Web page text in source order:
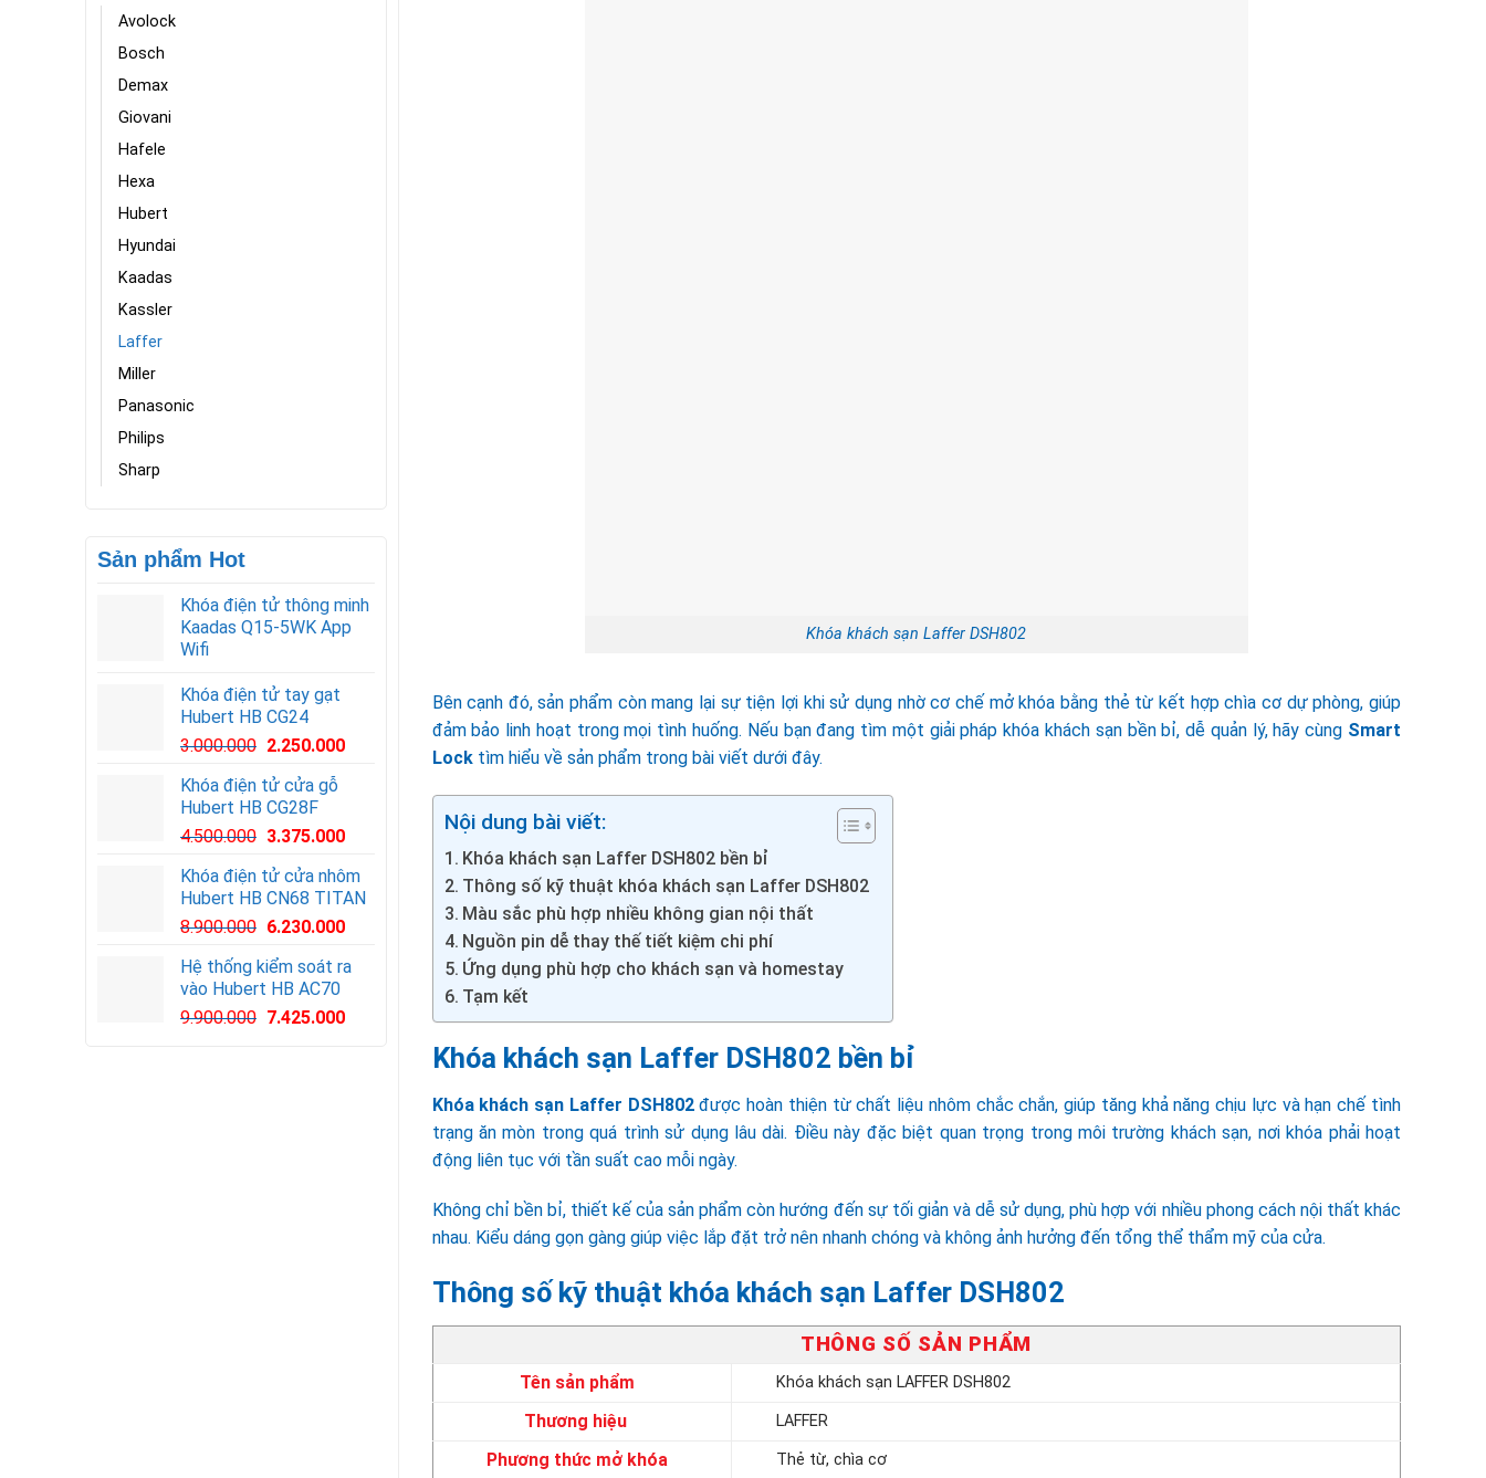
Avolock
Bosch
Demax
Giovani
Hafele
Hexa
Hubert
Hyundai
Kaadas
Kassler
Laffer
Miller
Panasonic
Philips
Sharp
Sản phẩm Hot
Khóa điện tử thông minh
Kaadas Q15-5WK App
Wifi
Khóa điện tử tay gạt
Hubert HB CG24
3.000.000 2.250.000
Khóa điện tử cửa gỗ
Hubert HB CG28F
4.500.000 Giá
là:
4.500.000VND.
3.375.000Giá
tại
là:
3.375.000VND.
Khóa điện tử cửa nhôm
Hubert HB CN68 TITAN
8.900.000 6.230.000
Hệ thống kiểm soát ra
vào Hubert HB AC70
9.900.000 Giá
7.425.000Giá
7.425.000VND.
Khóa khách sạn Laffer DSH802
Bên cạnh đó, sản phẩm còn mang lại sự tiện lợi khi sử dụng nhờ cơ chế mở khóa bằng thẻ từ kết hợp chìa cơ dự phòng, giúp
đảm bảo linh hoạt trong mọi tình huống. Nếu bạn đang tìm một giải pháp khóa khách sạn bền bỉ, dễ quản lý, hãy cùng Smart
Locktìm hiểu về sản phẩm trong bài viết dưới đây.
Nội dung bài viết:
Khóa khách sạn Laffer DSH802 bền bỉ
Thông số kỹ thuật khóa khách sạn Laffer DSH802
Màu sắc phù hợp nhiều không gian nội thất
Nguồn pin dễ thay thế tiết kiệm chi phí
Ứng dụng phù hợp cho khách sạn và homestay
Tạm kết
Khóa khách sạn Laffer DSH802 bền bỉ
Khóa khách sạn Laffer DSH802được hoàn thiện từ chất liệu nhôm chắc chắn, giúp tăng khả năng chịu lực và hạn chế tình
trạng ăn mòn trong quá trình sử dụng lâu dài. Điều này đặc biệt quan trọng trong môi trường khách sạn, nơi khóa phải hoạt
động liên tục với tần suất cao mỗi ngày.
Không chỉ bền bỉ, thiết kế của sản phẩm còn hướng đến sự tối giản và dễ sử dụng, phù hợp với nhiều phong cách nội thất khác
nhau. Kiểu dáng gọn gàng giúp việc lắp đặt trở nên nhanh chóng và không ảnh hưởng đến tổng thể thẩm mỹ của cửa.
Thông số kỹ thuật khóa khách sạn Laffer DSH802
THÔNG SỐ SẢN PHẨM
Tên sản phẩm Khóa khách sạn LAFFER DSH802
Thương hiệu LAFFER
Phương thức mở khóa Thẻ từ, chìa cơ